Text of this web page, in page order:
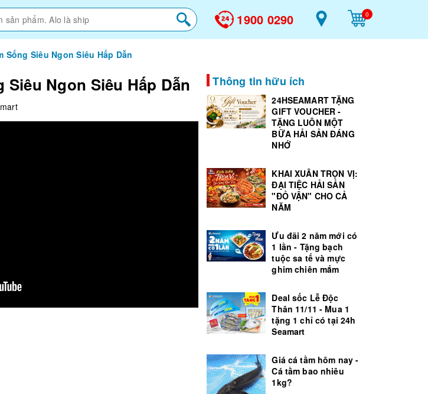
1900 0290 0
Sống Siêu Ngon Siêu Hấp Dẫn
Siêu Ngon Siêu Hấp Dẫn Thông tin hữu ích
24HSEAMART TẶNG
GIFT VOUCHER -
TẶNG LUÔN MỘT
BỮA HẢI SẢN ĐÁNG
NHỚ
KHAI XUÂN TRỌN VỊ:
ĐẠI TIỆC HẢI SẢN
"ĐỎ VẬN" CHO CẢ
NĂM
Ưu đãi 2 năm mới có
1 lần - Tặng bạch
tuộc sa tế và mực
ghim chiên mắm
Deal sốc Lễ Độc
Thân 11/11 - Mua 1
tặng 1 chỉ có tại 24h
Seamart
Giá cá tầm hôm nay -
Cá tầm bao nhiêu
1kg?